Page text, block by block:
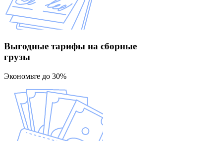
Выгодные тарифы на сборные
грузы
Экономьте до 30%